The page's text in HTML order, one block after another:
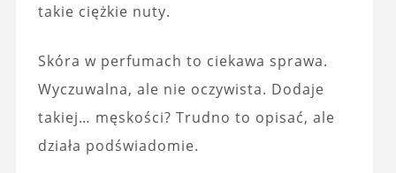
takie ciężkie nuty.
Skóra w perfumach to ciekawa sprawa.
Wyczuwalna, ale nie oczywista. Dodaje
takiej… męskości? Trudno to opisać, ale
działa podświadomie.